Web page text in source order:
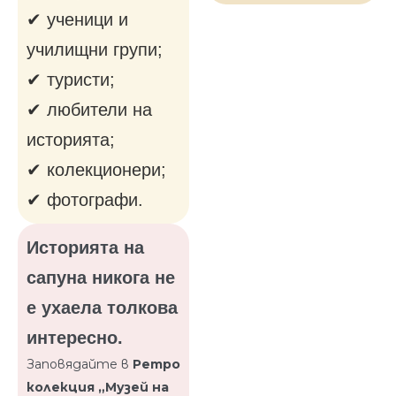
✔ ученици и
училищни групи;
✔ туристи;
✔ любители на
историята;
✔ колекционери;
✔ фотографи.
Историята на
сапуна никога не
е ухаела толкова
интересно.
Заповядайте в Ретро
колекция „Музей на